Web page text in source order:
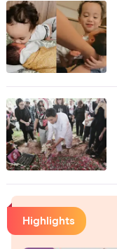
Highlights